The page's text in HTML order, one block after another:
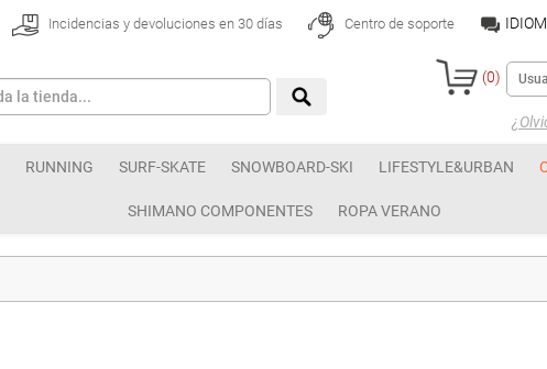
Incidencias y devoluciones en 30 días Centro de soporte
(0)
RUNNING SURF-SKATE SNOWBOARD-SKI LIFESTYLE&URBAN
SHIMANO COMPONENTES ROPA VERANO